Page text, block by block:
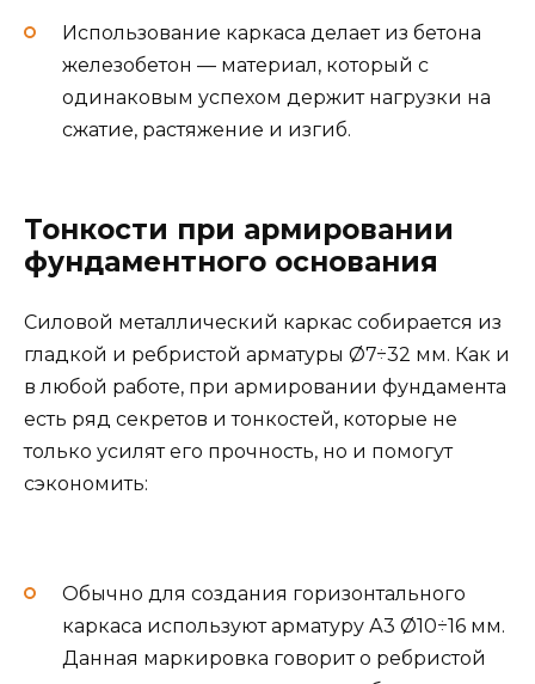
Использование каркаса делает из бетона
железобетон — материал, который с
одинаковым успехом держит нагрузки на
сжатие, растяжение и изгиб.
Тонкости при армировании
фундаментного основания
Силовой металлический каркас собирается из
гладкой и ребристой арматуры Ø7÷32 мм. Как и
в любой работе, при армировании фундамента
есть ряд секретов и тонкостей, которые не
только усилят его прочность, но и помогут
сэкономить:
Обычно для создания горизонтального
каркаса используют арматуру А3 Ø10÷16 мм.
Данная маркировка говорит о ребристой